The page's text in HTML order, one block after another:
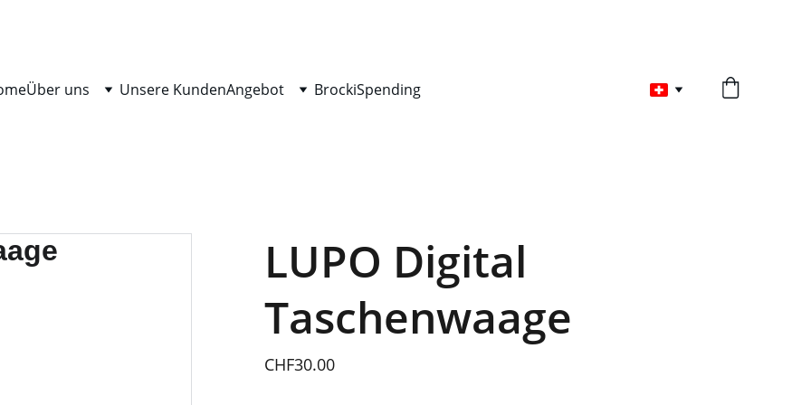
Über uns Unsere KundenAngebot BrockiSpending
LUPO Digital
Taschenwaage
CHF30.00